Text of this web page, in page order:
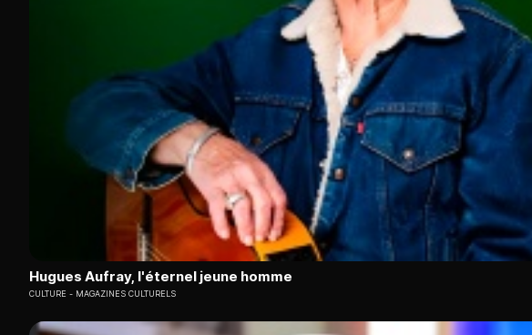
Hugues Aufray, l'éternel jeune homme
CULTURE MAGAZINES CULTURELS